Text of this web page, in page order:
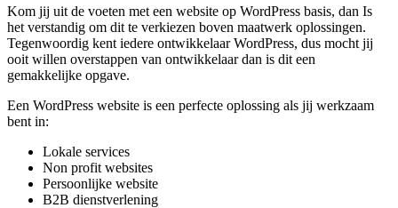
Kom jij uit de voeten met een website op WordPress basis, dan Is
het verstandig om dit te verkiezen boven maatwerk oplossingen.
Tegenwoordig kent iedere ontwikkelaar WordPress, dus mocht jij
ooit willen overstappen van ontwikkelaar dan is dit een
gemakkelijke opgave.
Een WordPress website is een perfecte oplossing als jij werkzaam
bent in:
Lokale services
Non profit websites
Persoonlijke website
B2B dienstverlening